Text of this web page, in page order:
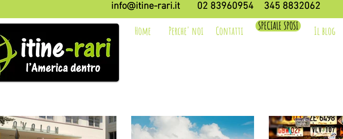
info@itine-rari.it 02 83960954 345 8832062
Home Perche' noi Contatti SPECIALE SPOSI Il blog